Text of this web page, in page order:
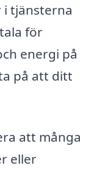
tjänsterna
för
energi på
på att ditt
att många
eller